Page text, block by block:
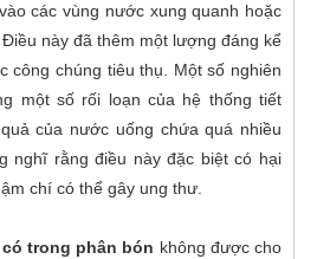
các vùng nước xung quanh hoặc
này đã thêm một lượng đáng kể
công chúng tiêu thụ. Một số nghiên
một số rối loạn của hệ thống tiết
của nước uống chứa quá nhiều
nghĩ rằng điều này đặc biệt có hại
chí có thể gây ung thư.
trong phân bón không được cho